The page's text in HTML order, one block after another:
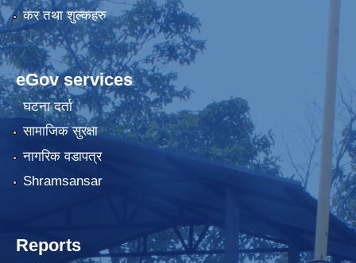
कर तथा शुल्कहरु
eGov services
घटना दर्ता
सामाजिक सुरक्षा
नागरिक वडापत्र
Shramsansar
Reports